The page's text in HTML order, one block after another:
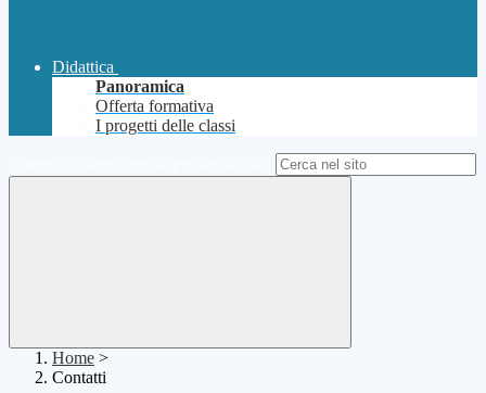
Didattica
Panoramica
Offerta formativa
I progetti delle classi
Home >
Contatti